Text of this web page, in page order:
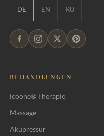
DE EN RU
BEHANDLUNGEN
icoone® Therapie
Massage
Akupressur